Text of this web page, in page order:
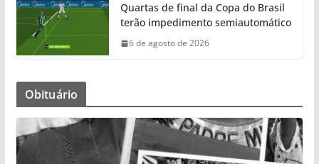
Quartas de final da Copa do Brasil
terão impedimento semiautomático
6 de agosto de 2026
Obituário